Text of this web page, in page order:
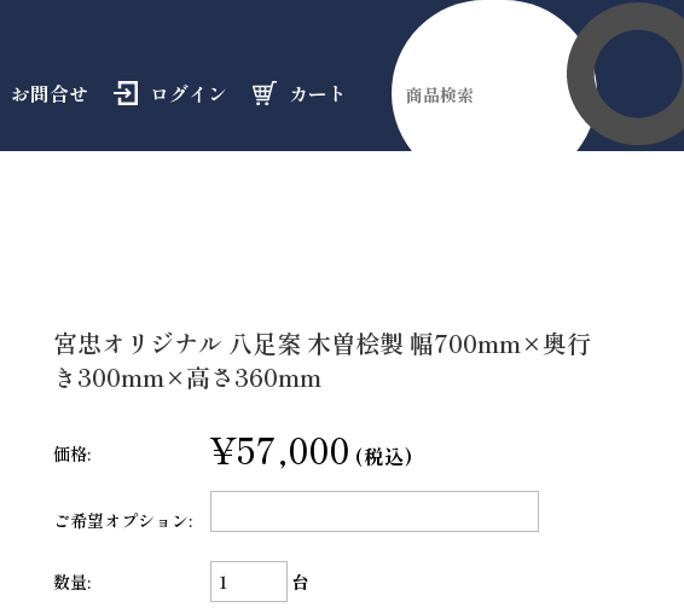
お問合せ ログイン カート
宮忠オリジナル 八足案 木曽桧製 幅700mm×奥行
き300mm×高さ360mm
価格: ¥57,000 (税込)
ご希望オプション:
数量: 台